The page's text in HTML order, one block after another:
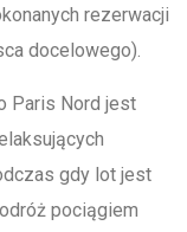
rezerwacji
docelowego).
Paris Nord jest
gdy lot jest
pociągiem